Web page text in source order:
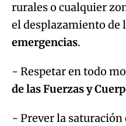
rurales o cualquier
el desplazamiento de
emergencias.
- Respetar en todo
de las Fuerzas y
- Prever la